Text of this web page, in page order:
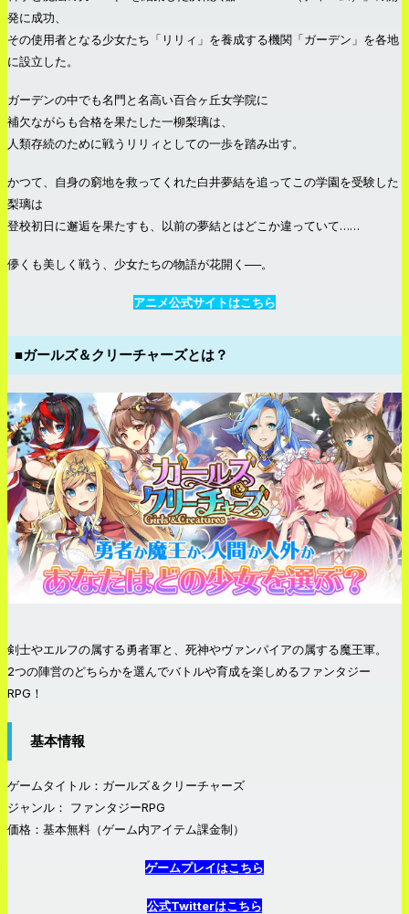
発に成功、
その使用者となる少女たち「リリィ」を養成する機関「ガーデン」を各地
に設立した。
ガーデンの中でも名門と名高い百合ヶ丘女学院に
補欠ながらも合格を果たした一柳梨璃は、
人類存続のために戦うリリィとしての一歩を踏み出す。
かつて、自身の窮地を救ってくれた白井夢結を追ってこの学園を受験した
梨璃は
登校初日に邂逅を果たすも、以前の夢結とはどこか違っていて……
儚くも美しく戦う、少女たちの物語が花開く──。
アニメ公式サイトはこちら
■ガールズ＆クリーチャーズとは？
剣士やエルフの属する勇者軍と、死神やヴァンパイアの属する魔王軍。
2つの陣営のどちらかを選んでバトルや育成を楽しめるファンタジー
RPG！
基本情報
ゲームタイトル：ガールズ＆クリーチャーズ
ジャンル： ファンタジーRPG
価格：基本無料（ゲーム内アイテム課金制）
ゲームプレイはこちら
公式Twitterはこちら